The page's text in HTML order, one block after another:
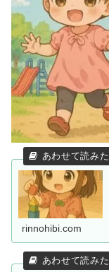
rinnohibi.com